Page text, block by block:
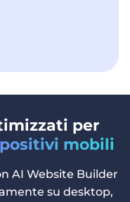
per
mobili
AI Website Builder
su desktop,